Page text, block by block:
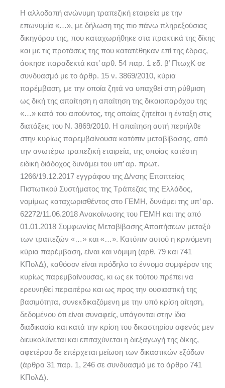
Η αλλοδαπή ανώνυμη τραπεζική εταιρεία με την
επωνυμία «…», με δήλωση της πιο πάνω πληρεξούσιας
δικηγόρου της, που καταχωρήθηκε στα πρακτικά της δίκης
και με τις προτάσεις της που κατατέθηκαν επί της έδρας,
άσκησε παραδεκτά κατ’ αρθ. 54 παρ. 1 εδ. β’ ΠτωχΚ σε
συνδυασμό με το άρθρ. 15 ν. 3869/2010, κύρια
παρέμβαση, με την οποία ζητά να υπαχθεί στη ρύθμιση
ως δική της απαίτηση η απαίτηση της δικαιοπαρόχου της
«…» κατά του αιτούντος, της οποίας ζητείται η ένταξη στις
διατάξεις του Ν. 3869/2010. Η απαίτηση αυτή περιήλθε
στην κυρίως παρεμβαίνουσα κατόπιν μεταβίβασης, από
την ανωτέρω τραπεζική εταιρεία, της οποίας κατέστη
ειδική διάδοχος δυνάμει του υπ’ αρ. πρωτ.
1266/19.12.2017 εγγράφου της Δ/νσης Εποπτείας
Πιστωτικού Συστήματος της Τράπεζας της Ελλάδος,
νομίμως καταχωρισθέντος στο ΓΕΜΗ, δυνάμει της υπ’ αρ.
62272/11.06.2018 Ανακοίνωσης του ΓΕΜΗ και της από
01.01.2018 Συμφωνίας Μεταβίβασης Απαιτήσεων μεταξύ
των τραπεζών «…» και «…». Κατόπιν αυτού η κρινόμενη
κύρια παρέμβαση, είναι και νόμιμη (αρθ. 79 και 741
ΚΠολΔ), καθόσον είναι πρόδηλο το έννομο συμφέρον της
κυρίως παρεμβαίνουσας, κι ως εκ τούτου πρέπει να
ερευνηθεί περαιτέρω και ως προς την ουσιαστική της
βασιμότητα, συνεκδικαζόμενη με την υπό κρίση αίτηση,
δεδομένου ότι είναι συναφείς, υπάγονται στην ίδια
διαδικασία και κατά την κρίση του δικαστηρίου αφενός μεν
διευκολύνεται και επιταχύνεται η διεξαγωγή της δίκης,
αφετέρου δε επέρχεται μείωση των δικαστικών εξόδων
(άρθρα 31 παρ. 1, 246 σε συνδυασμό με το άρθρο 741
ΚΠολΔ).